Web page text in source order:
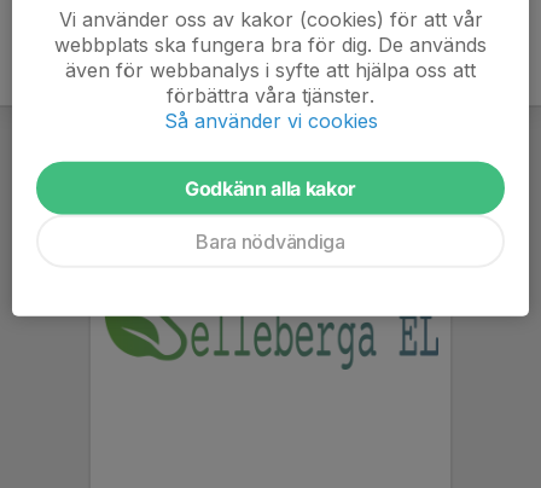
Vi använder oss av kakor (cookies) för att vår
webbplats ska fungera bra för dig. De används
även för webbanalys i syfte att hjälpa oss att
förbättra våra tjänster.
Så använder vi cookies
Godkänn alla kakor
Bara nödvändiga